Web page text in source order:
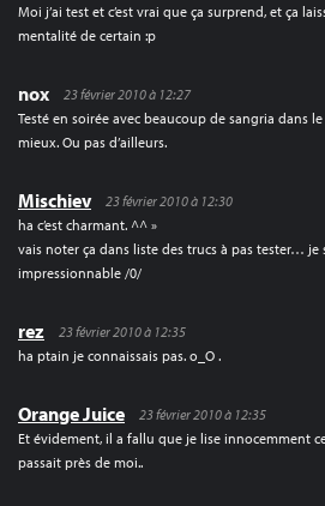
Moi j’ai test et c’est vrai que ça surprend, et ça
mentalité de certain :p
nox
23 février 2010 à 12:27
Testé en soirée avec beaucoup de sangria dans
mieux. Ou pas d’ailleurs.
Mischiev
23 février 2010 à 12:30
ha c’est charmant. ^^ »
vais noter ça dans liste des trucs à pas tester… je
impressionnable /0/
rez
23 février 2010 à 12:35
ha ptain je connaissais pas. o_O .
Orange Juice
23 février 2010 à 12:35
Et évidement, il a fallu que je lise innocemment
passait près de moi..